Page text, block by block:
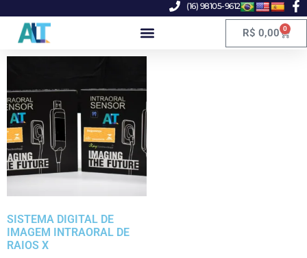
(16) 98105-9612
R$ 0,00 0
SISTEMA DIGITAL DE
IMAGEM INTRAORAL DE
RAIOS X